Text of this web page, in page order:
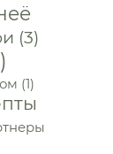
(3)
(1)